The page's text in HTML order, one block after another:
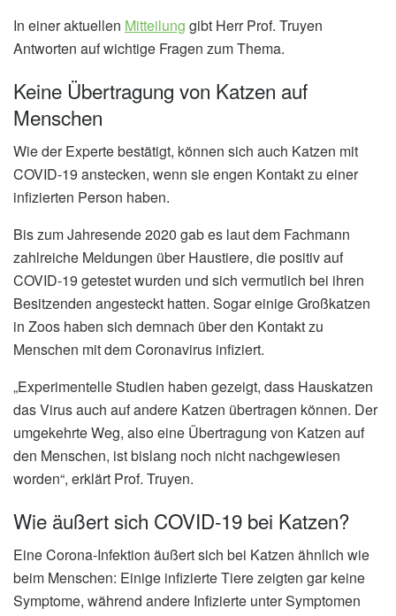
In einer aktuellen Mitteilung gibt Herr Prof. Truyen
Antworten auf wichtige Fragen zum Thema.
Keine Übertragung von Katzen auf
Menschen
Wie der Experte bestätigt, können sich auch Katzen mit
COVID-19 anstecken, wenn sie engen Kontakt zu einer
infizierten Person haben.
Bis zum Jahresende 2020 gab es laut dem Fachmann
zahlreiche Meldungen über Haustiere, die positiv auf
COVID-19 getestet wurden und sich vermutlich bei ihren
Besitzenden angesteckt hatten. Sogar einige Großkatzen
in Zoos haben sich demnach über den Kontakt zu
Menschen mit dem Coronavirus infiziert.
„Experimentelle Studien haben gezeigt, dass Hauskatzen
das Virus auch auf andere Katzen übertragen können. Der
umgekehrte Weg, also eine Übertragung von Katzen auf
den Menschen, ist bislang noch nicht nachgewiesen
worden“, erklärt Prof. Truyen.
Wie äußert sich COVID-19 bei Katzen?
Eine Corona-Infektion äußert sich bei Katzen ähnlich wie
beim Menschen: Einige infizierte Tiere zeigten gar keine
Symptome, während andere Infizierte unter Symptomen